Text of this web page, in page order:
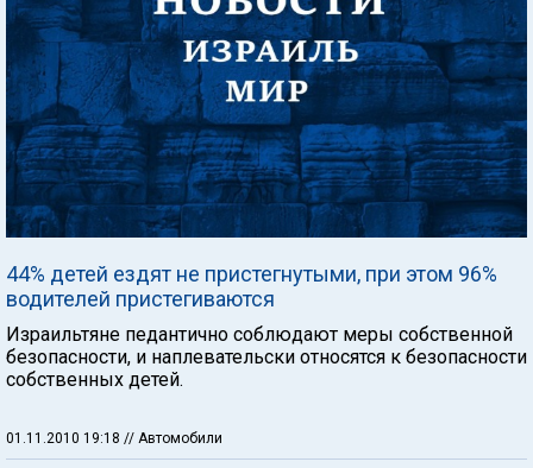
44% детей ездят не пристегнутыми, при этом 96%
водителей пристегиваются
Израильтяне педантично соблюдают меры собственной
безопасности, и наплевательски относятся к безопасности
собственных детей.
01.11.2010 19:18 // Автомобили